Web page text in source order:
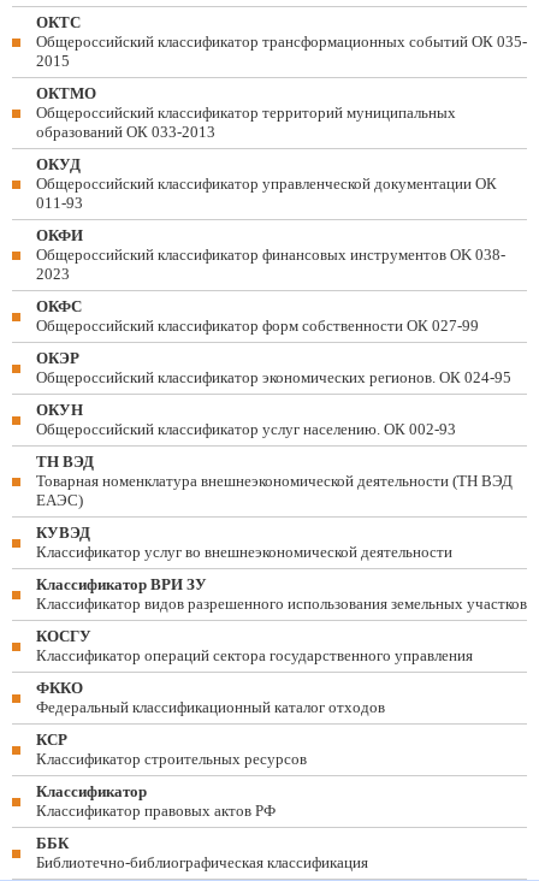
ОКТС
Общероссийский классификатор трансформационных событий ОК 035-
2015
ОКТМО
Общероссийский классификатор территорий муниципальных
образований ОК 033-2013
ОКУД
Общероссийский классификатор управленческой документации ОК
011-93
ОКФИ
Общероссийский классификатор финансовых инструментов OK 038-
2023
ОКФС
Общероссийский классификатор форм собственности ОК 027-99
ОКЭР
Общероссийский классификатор экономических регионов. ОК 024-95
ОКУН
Общероссийский классификатор услуг населению. ОК 002-93
ТН ВЭД
Товарная номенклатура внешнеэкономической деятельности (ТН ВЭД
ЕАЭС)
КУВЭД
Классификатор услуг во внешнеэкономической деятельности
Классификатор ВРИ ЗУ
Классификатор видов разрешенного использования земельных участков
КОСГУ
Классификатор операций сектора государственного управления
ФККО
Федеральный классификационный каталог отходов
КСР
Классификатор строительных ресурсов
Классификатор
Классификатор правовых актов РФ
ББК
Библиотечно-библиографическая классификация